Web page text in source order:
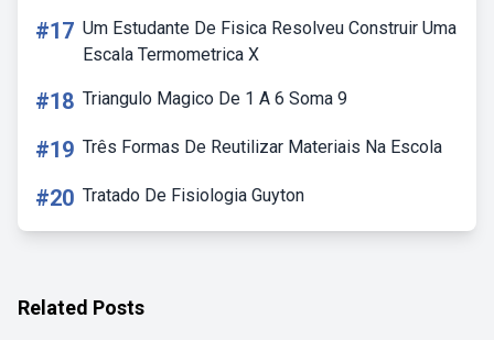
#17 Um Estudante De Fisica Resolveu Construir Uma
Escala Termometrica X
#18 Triangulo Magico De 1 A 6 Soma 9
#19 Três Formas De Reutilizar Materiais Na Escola
#20 Tratado De Fisiologia Guyton
Related Posts